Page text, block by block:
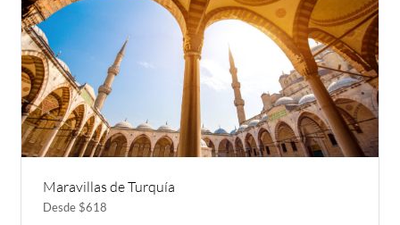
Maravillas de Turquía
Desde $618